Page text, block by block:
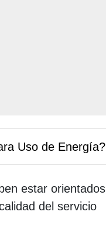
Uso de Energía?
estar orientados
del servicio